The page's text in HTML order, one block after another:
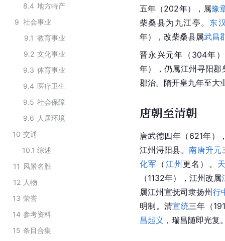
8.4 地方特产
9 社会事业
9.1 教育事业
9.2 文化事业
9.3 体育事业
9.4 医疗卫生
9.5 社会保障
9.6 人居环境
10 交通
10.1 综述
11 风景名胜
12 人物
13 荣誉
14 参考资料
15 条目合集
五年（202年），属豫
柴桑县为九江亭。 东
年），改柴桑县属武昌
晋永兴元年（304年
年），仍属江州寻阳郡
郡治。隋开皇九年至
唐朝至清朝
唐武德四年（621年）
江州浔阳县。南唐升元
化军 （ 江州 更名）。
（1132年），江州改属
属江州宣抚司隶扬州 行
明制。清宣统三年（
昌起义 ， 瑞昌随即光复